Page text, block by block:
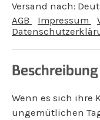
Versand nach:
AGB
Impressum
Beschreibung
Wenn es sich ihre
ungemütlichen